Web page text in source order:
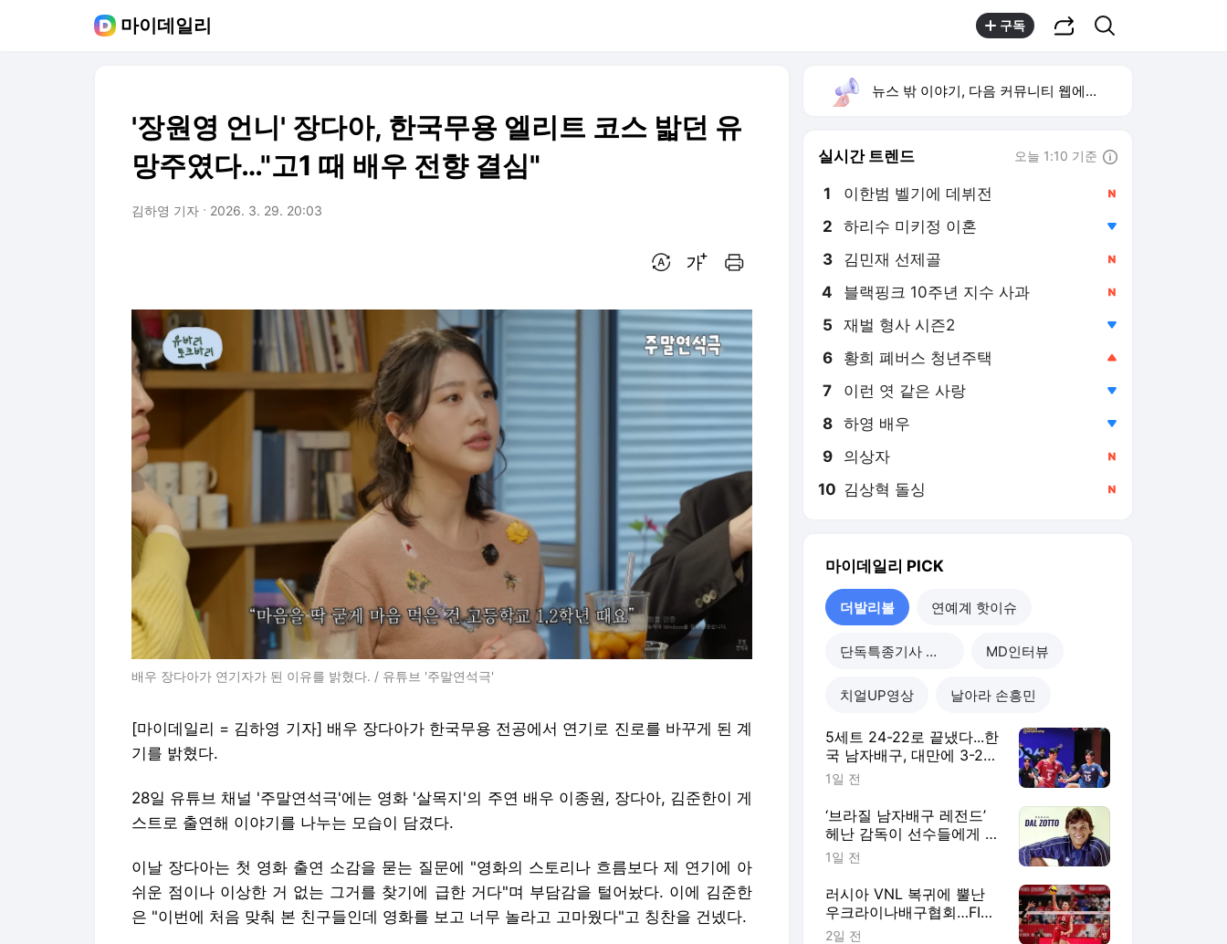
마이데일리 구독
'장원영 언니' 장다아, 한국무용 엘리트 코스 밟던 유
망주였다…"고1 때 배우 전향 결심"
김하영 기자 2026. 3. 29. 20:03
배우 장다아가 연기자가 된 이유를 밝혔다. / 유튜브 '주말연석극'
[마이데일리 = 김하영 기자] 배우 장다아가 한국무용 전공에서 연기로 진로를 바꾸게 된 계
기를 밝혔다.
28일 유튜브 채널 '주말연석극'에는 영화 '살목지'의 주연 배우 이종원, 장다아, 김준한이 게
스트로 출연해 이야기를 나누는 모습이 담겼다.
이날 장다아는 첫 영화 출연 소감을 묻는 질문에 "영화의 스토리나 흐름보다 제 연기에 아
쉬운 점이나 이상한 거 없는 그거를 찾기에 급한 거다"며 부담감을 털어놨다. 이에 김준한
은 "이번에 처음 맞춰 본 친구들인데 영화를 보고 너무 놀라고 고마웠다"고 칭찬을 건넸다.
뉴스 밖 이야기, 다음 커뮤니티 웹에서 보기
실시간 트렌드 오늘 1:10 기준
1 이한범 벨기에 데뷔전
2 하리수 미키정 이혼
3 김민재 선제골
4 블랙핑크 10주년 지수 사과
5 재벌 형사 시즌2
6 황희 폐버스 청년주택
7 이런 엿 같은 사랑
8 하영 배우
9 의상자
10 김상혁 돌싱
마이데일리 PICK
더발리볼 연예계 핫이슈
단독특종기사 모음 MD인터뷰
치얼UP영상 날아라 손흥민
5세트 24-22로 끝냈다...한
국 남자배구, 대만에 3-2
진땀승...조별리그 2연승
1일 전
‘브라질 남자배구 레전드’
헤난 감독이 선수들에게 말
한다, “결승전에선 그 순간
1일 전
러시아 VNL 복귀에 뿔난
우크라이나배구협회…FIVB
"2027 한시적 참가팀 확
2일 전